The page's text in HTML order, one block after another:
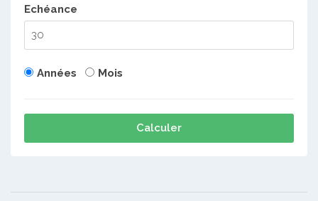
Echéance
Années Mois
Calculer